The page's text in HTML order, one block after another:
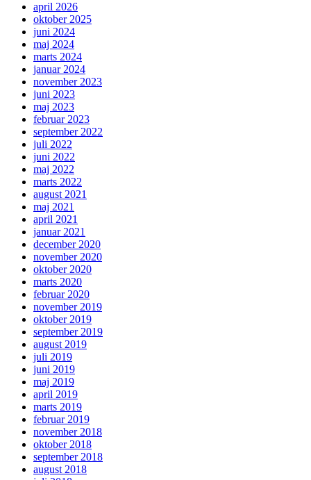
april 2026
oktober 2025
juni 2024
maj 2024
marts 2024
januar 2024
november 2023
juni 2023
maj 2023
februar 2023
september 2022
juli 2022
juni 2022
maj 2022
marts 2022
august 2021
maj 2021
april 2021
januar 2021
december 2020
november 2020
oktober 2020
marts 2020
februar 2020
november 2019
oktober 2019
september 2019
august 2019
juli 2019
juni 2019
maj 2019
april 2019
marts 2019
februar 2019
november 2018
oktober 2018
september 2018
august 2018